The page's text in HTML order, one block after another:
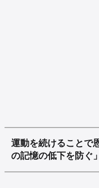
運動を続けることで
の記憶の低下を防ぐ」